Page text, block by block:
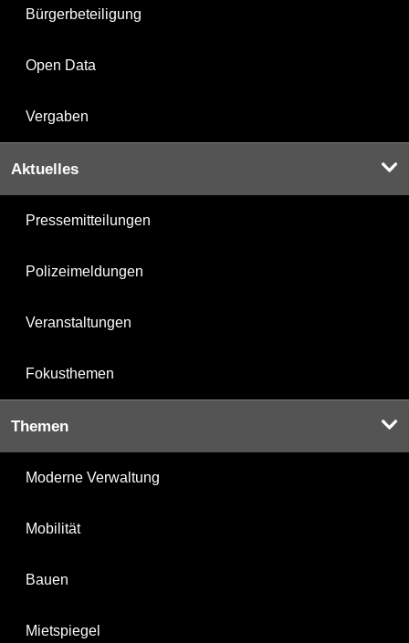
Bürgerbeteiligung
Open Data
Vergaben
Aktuelles
Pressemitteilungen
Polizeimeldungen
Veranstaltungen
Fokusthemen
Themen
Moderne Verwaltung
Mobilität
Bauen
Mietspiegel